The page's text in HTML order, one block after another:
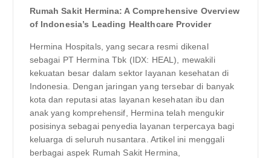
Rumah Sakit Hermina: A Comprehensive Overview
of Indonesia’s Leading Healthcare Provider
Hermina Hospitals, yang secara resmi dikenal
sebagai PT Hermina Tbk (IDX: HEAL), mewakili
kekuatan besar dalam sektor layanan kesehatan di
Indonesia. Dengan jaringan yang tersebar di banyak
kota dan reputasi atas layanan kesehatan ibu dan
anak yang komprehensif, Hermina telah mengukir
posisinya sebagai penyedia layanan terpercaya bagi
keluarga di seluruh nusantara. Artikel ini menggali
berbagai aspek Rumah Sakit Hermina,